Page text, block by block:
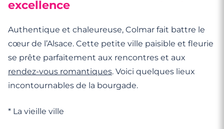
excellence
Authentique et chaleureuse, Colmar fait battre le
cœur de l’Alsace. Cette petite ville paisible et fleurie
se prête parfaitement aux rencontres et aux
rendez-vous romantiques. Voici quelques lieux
incontournables de la bourgade.
* La vieille ville